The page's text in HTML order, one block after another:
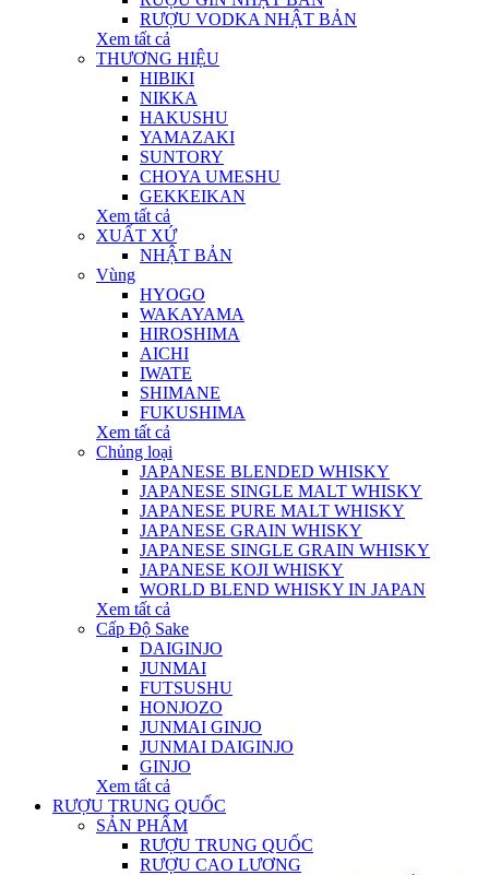
RƯỢU VODKA NHẬT BẢN
Xem tất cả
THƯƠNG HIỆU
HIBIKI
NIKKA
HAKUSHU
YAMAZAKI
SUNTORY
CHOYA UMESHU
GEKKEIKAN
Xem tất cả
XUẤT XỨ
NHẬT BẢN
Vùng
HYOGO
WAKAYAMA
HIROSHIMA
AICHI
IWATE
SHIMANE
FUKUSHIMA
Xem tất cả
Chủng loại
JAPANESE BLENDED WHISKY
JAPANESE SINGLE MALT WHISKY
JAPANESE PURE MALT WHISKY
JAPANESE GRAIN WHISKY
JAPANESE SINGLE GRAIN WHISKY
JAPANESE KOJI WHISKY
WORLD BLEND WHISKY IN JAPAN
Xem tất cả
Cấp Độ Sake
DAIGINJO
JUNMAI
FUTSUSHU
HONJOZO
JUNMAI GINJO
JUNMAI DAIGINJO
GINJO
Xem tất cả
RƯỢU TRUNG QUỐC
SẢN PHẨM
RƯỢU TRUNG QUỐC
RƯỢU CAO LƯƠNG